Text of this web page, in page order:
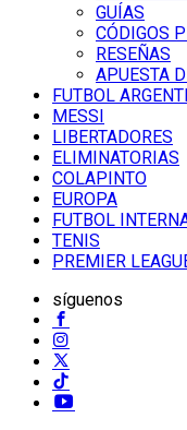
GUÍAS
CÓDIGOS
RESEÑAS
APUESTA
FUTBOL
MESSI
LIBERTADORES
ELIMINATORIAS
COLAPINTO
EUROPA
FUTBOL
TENIS
PREMIER
síguenos